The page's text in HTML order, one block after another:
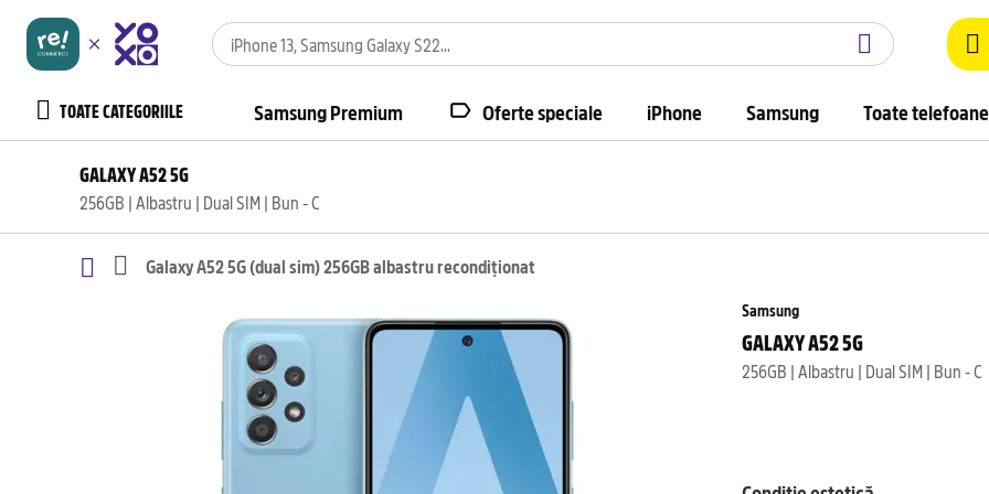
TOATE CATEGORIILE Samsung Premium Oferte speciale iPhone Samsung Toate
GALAXY A52 5G
256GB | Albastru | Dual SIM | Bun - C
Galaxy A52 5G (dual sim) 256GB albastru recondiționat
Samsung
GALAXY A52 5G
256GB | Albastru | Dual SIM | Bun - C